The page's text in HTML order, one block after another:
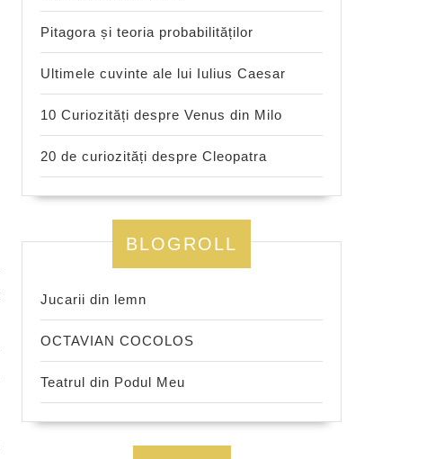
Pitagora și teoria probabilităților
Ultimele cuvinte ale lui Iulius Caesar
10 Curiozități despre Venus din Milo
20 de curiozități despre Cleopatra
BLOGROLL
Jucarii din lemn
OCTAVIAN COCOLOS
Teatrul din Podul Meu